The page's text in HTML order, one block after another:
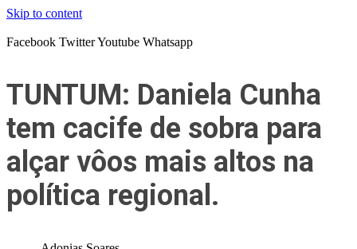
Skip to content
Facebook TwitterYoutube Whatsapp
TUNTUM: Daniela Cunha
tem cacife de sobra para
alçar vôos mais altos na
política regional.